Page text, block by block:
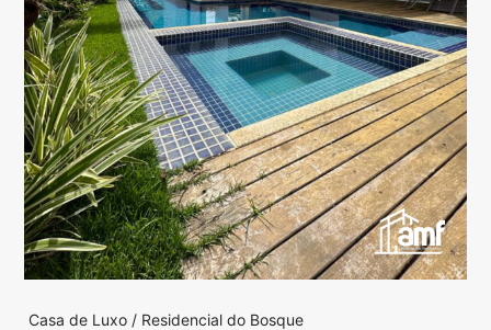
Casa de Luxo / Residencial do Bosque